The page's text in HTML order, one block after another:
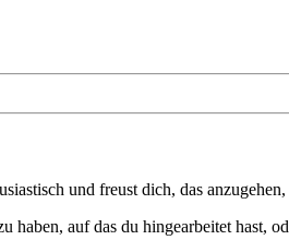
und freust dich, das
auf das du hingearbeitet hast,